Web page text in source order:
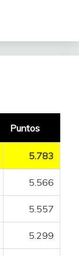
Puntos
5.783
5.566
5.557
5.299